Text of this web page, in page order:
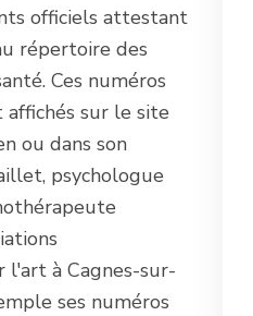
officiels attestant
répertoire des
Ces numéros
sur le site
ou dans son
psychologue
à Cagnes-sur-
ses numéros